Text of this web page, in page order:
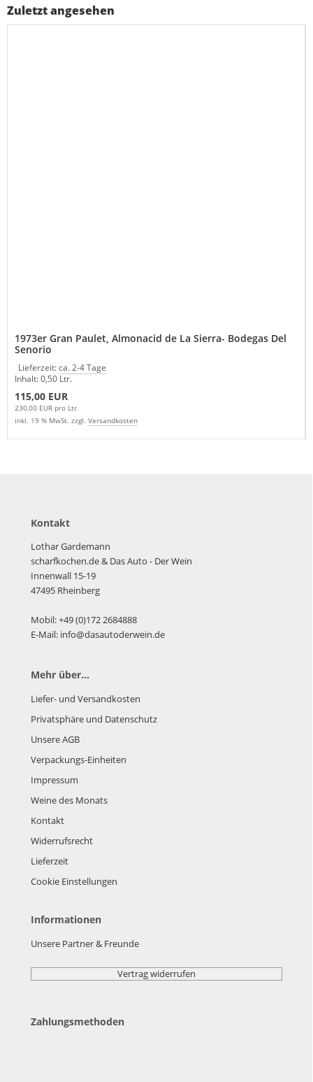
Zuletzt angesehen
1973er Gran Paulet, Almonacid de La Sierra- Bodegas Del
Senorio
Lieferzeit:ca. 2-4 Tage
Inhalt: 0,50 Ltr.
115,00 EUR
230,00 EUR pro Ltr.
inkl. 19 % MwSt. zzgl. Versandkosten
Kontakt
Lothar Gardemann
scharfkochen.de& Das Auto - Der Wein
Innenwall 15-19
47495 Rheinberg
Mobil: +49 (0)172 2684888
E-Mail: info@dasautoderwein.de
Mehr über...
Liefer- und Versandkosten
Privatsphäre und Datenschutz
Unsere AGB
Verpackungs-Einheiten
Impressum
Weine des Monats
Kontakt
Widerrufsrecht
Lieferzeit
Cookie Einstellungen
Informationen
Unsere Partner & Freunde
Vertrag widerrufen
Zahlungsmethoden